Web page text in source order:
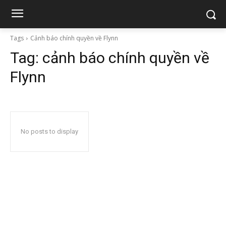
Tags Cảnh báo chính quyền về Flynn
Tag: cảnh báo chính quyền về
Flynn
No posts to display